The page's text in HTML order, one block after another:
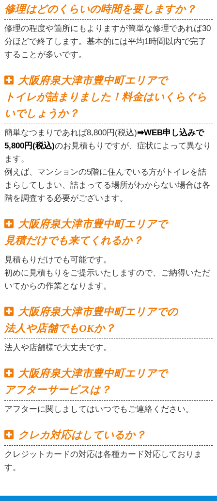
修理はどのくらいの時間を要しますか？
修理の程度や箇所にもよりますが簡単な修理であれば30
分ほどで終了します。基本的には平均1時間以内で完了
することが多いです。
大阪府泉大津市豊中町エリアで
トイレが詰まりました！料金はいくらぐら
いでしょうか？
簡単なつまりであれば8,800円(税込)➡WEB申し込みで
5,800円(税込)のお見積もりですが、症状によって異なり
ます。
例えば、マンションの5階に住んでいる方がトイレを詰
まらしてしまい、詰まってる場所がわからない場合は各
階を調査する必要がございます。
大阪府泉大津市豊中町エリアで
見積だけでも来てくれるか？
見積もりだけでも可能です。
初めに見積もりをご提示いたしますので、ご納得いただ
いてからの作業となります。
大阪府泉大津市豊中町エリアでの
法人や店舗でもOKか？
法人や店舗様で大丈夫です。
大阪府泉大津市豊中町エリアで
アフターサービスは？
アフターに関しましてはいつでもご連絡ください。
クレカ対応はしているか？
クレジットカードの対応は各種カード対応しておりま
す。